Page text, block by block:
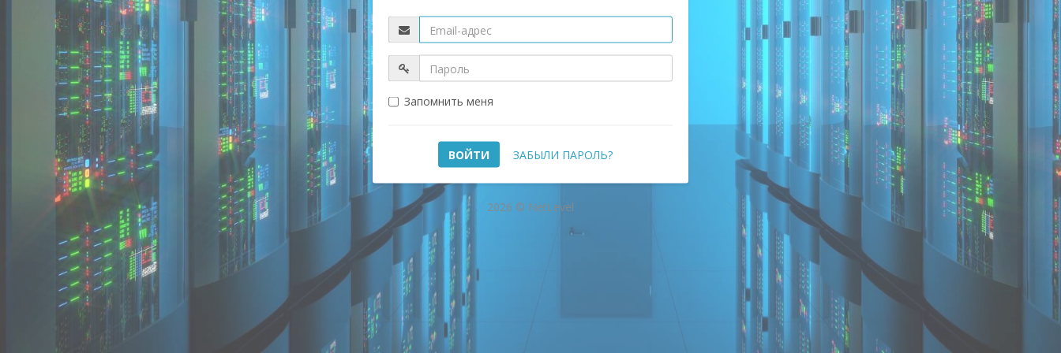
Запомнить меня
ЗАБЫЛИ ПАРОЛЬ?
2026 © NetLevel